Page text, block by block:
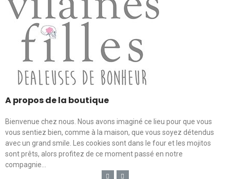
A propos de la boutique
Bienvenue chez nous. Nous avons imaginé ce lieu pour que vous
vous sentiez bien, comme à la maison, que vous soyez détendus
avec un grand smile. Les cookies sont dans le four et les mojitos
sont prêts, alors profitez de ce moment passé en notre
compagnie...